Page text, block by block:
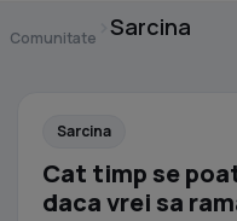
Comunitate Sarcina
Sarcina
Cat timp se
daca vrei sa